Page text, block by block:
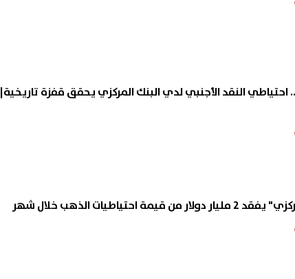
دولار.. احتياطي النقد الأجنبي لدي البنك المركزي يحقق قفزة تاريخية|
احتياطيات الذهب خلال شهر